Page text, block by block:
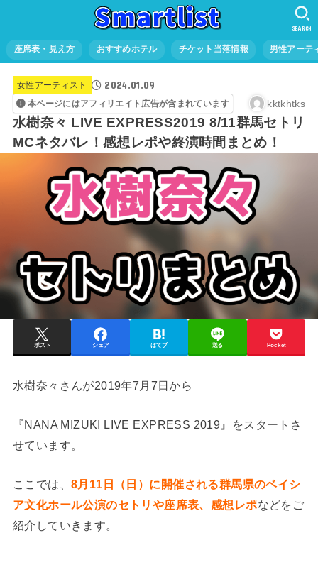
座席表・見え方 おすすめホテル チケット当落情報 男性アーテ
SEARCH
女性アーティスト 2024.01.09
本ページにはアフィリエイト広告が含まれています kktkhtks
水樹奈々 LIVE EXPRESS2019 8/11群馬セトリ
MCネタバレ！感想レポや終演時間まとめ！
ポスト シェア はてブ 送る Pocket
水樹奈々さんが2019年7月7日から
『NANA MIZUKI LIVE EXPRESS 2019』をスタートさ
せています。
ここでは、 8月11日（日）に開催される群馬県のベイシ
ア文化ホール公演のセトリや座席表、感想レポなどをご
紹介していきます。